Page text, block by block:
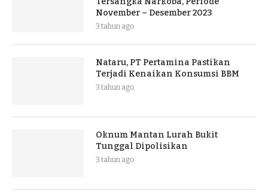
November – Desember 2023
3 tahun ago
Nataru, PT Pertamina Pastikan
Terjadi Kenaikan Konsumsi BBM
3 tahun ago
Oknum Mantan Lurah Bukit
Tunggal Dipolisikan
3 tahun ago